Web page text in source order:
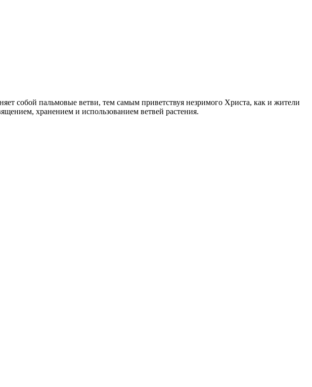
собой пальмовые ветви, тем самым приветствуя незримого Христа, как и жители
хранением и использованием ветвей растения.